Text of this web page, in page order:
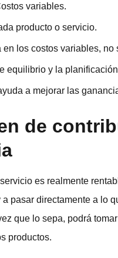
variables.
producto o servicio.
los costos variables,
equilibrio y la
a mejorar las
de
es realmente
pasar directamente a lo
que lo sepa, podrá
productos.